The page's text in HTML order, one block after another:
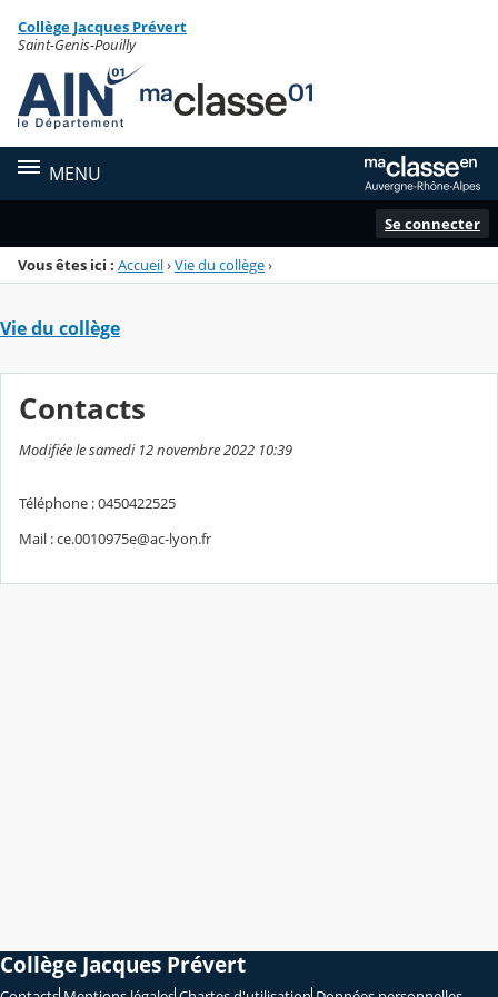
Menu de la rubrique
Contenu
Collège Jacques Prévert
Saint-Genis-Pouilly
MENU
Se connecter
Vous êtes ici : Accueil›Vie du collège›
Vie du collège
Contacts
Modifiée le samedi 12 novembre 2022 10:39
Téléphone : 0450422525
Mail : ce.0010975e@ac-lyon.fr
Collège Jacques Prévert